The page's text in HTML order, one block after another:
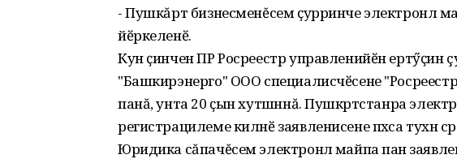
- Пушкăрт бизнесменĕсем ҫурринче электронлӑ
йӗркеленӗ.
Кун ҫинчен ПР Росреестр управленийӗн
"Башкирэнерго" ООО специалисчӗсене
панă, унта 20 ҫын хутшӑннă. Пушкӑртстанра
регистрацилеме килнӗ заявленисене пӑхса тухнӑ
Юридика сăпачĕсем электронлӑ майпа панӑ